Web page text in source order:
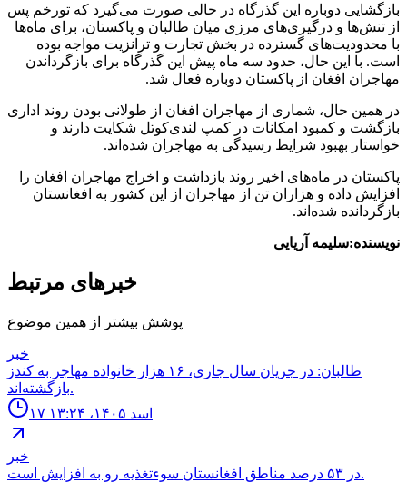
بازگشایی دوباره این گذرگاه در حالی صورت می‌گیرد که تورخم پس
از تنش‌ها و درگیری‌های مرزی میان طالبان و پاکستان، برای ماه‌ها
با محدودیت‌های گسترده در بخش تجارت و ترانزیت مواجه بوده
است. با این حال، حدود سه ماه پیش این گذرگاه برای بازگرداندن
مهاجران افغان از پاکستان دوباره فعال شد.
در همین حال، شماری از مهاجران افغان از طولانی بودن روند اداری
بازگشت و کمبود امکانات در کمپ لندی‌کوتل شکایت دارند و
خواستار بهبود شرایط رسیدگی به مهاجران شده‌اند.
پاکستان در ماه‌های اخیر روند بازداشت و اخراج مهاجران افغان را
افزایش داده و هزاران تن از مهاجران از این کشور به افغانستان
بازگردانده شده‌اند.
نویسنده:سلیمه آریایی
خبرهای مرتبط
پوشش بیشتر از همین موضوع
خبر
طالبان: در جریان سال جاری، ۱۶ هزار خانواده مهاجر به کندز
بازگشته‌اند.
۱۷ اسد ۱۴۰۵، ۱۳:۲۴
خبر
در ۵۳ درصد مناطق افغانستان سوءتغذیه رو به افزایش است.